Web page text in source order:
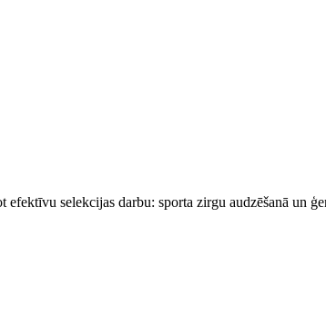
selekcijas darbu: sporta zirgu audzēšanā un